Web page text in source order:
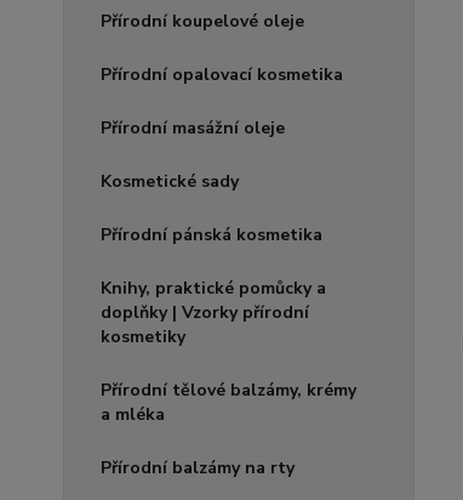
Přírodní koupelové oleje
Přírodní opalovací kosmetika
Přírodní masážní oleje
Kosmetické sady
Přírodní pánská kosmetika
Knihy, praktické pomůcky a
doplňky | Vzorky přírodní
kosmetiky
Přírodní tělové balzámy, krémy
a mléka
Přírodní balzámy na rty